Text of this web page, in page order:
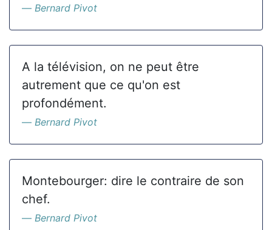
Bernard Pivot
A la télévision, on ne peut être
autrement que ce qu'on est
profondément.
Bernard Pivot
Montebourger: dire le contraire de son
chef.
Bernard Pivot